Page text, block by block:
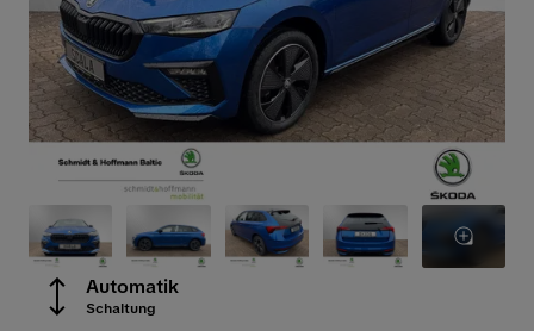
Automatik
Schaltung